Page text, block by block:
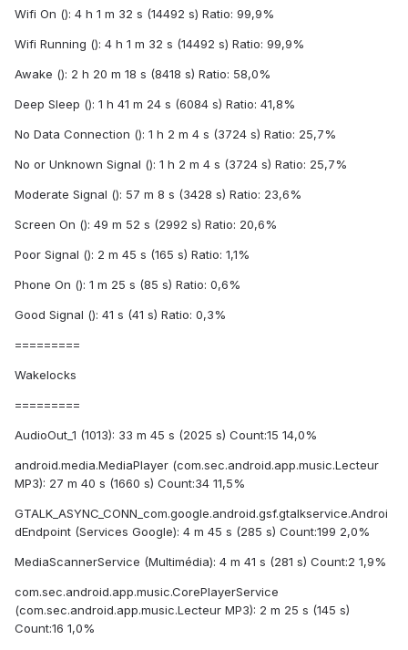
Wifi On (): 4 h 1 m 32 s (14492 s) Ratio: 99,9%
Wifi Running (): 4 h 1 m 32 s (14492 s) Ratio: 99,9%
Awake (): 2 h 20 m 18 s (8418 s) Ratio: 58,0%
Deep Sleep (): 1 h 41 m 24 s (6084 s) Ratio: 41,8%
No Data Connection (): 1 h 2 m 4 s (3724 s) Ratio: 25,7%
No or Unknown Signal (): 1 h 2 m 4 s (3724 s) Ratio: 25,7%
Moderate Signal (): 57 m 8 s (3428 s) Ratio: 23,6%
Screen On (): 49 m 52 s (2992 s) Ratio: 20,6%
Poor Signal (): 2 m 45 s (165 s) Ratio: 1,1%
Phone On (): 1 m 25 s (85 s) Ratio: 0,6%
Good Signal (): 41 s (41 s) Ratio: 0,3%
=========
Wakelocks
=========
AudioOut_1 (1013): 33 m 45 s (2025 s) Count:15 14,0%
android.media.MediaPlayer (com.sec.android.app.music.Lecteur
MP3): 27 m 40 s (1660 s) Count:34 11,5%
GTALK_ASYNC_CONN_com.google.android.gsf.gtalkservice.Androi
dEndpoint (Services Google): 4 m 45 s (285 s) Count:199 2,0%
MediaScannerService (Multimédia): 4 m 41 s (281 s) Count:2 1,9%
com.sec.android.app.music.CorePlayerService
(com.sec.android.app.music.Lecteur MP3): 2 m 25 s (145 s)
Count:16 1,0%